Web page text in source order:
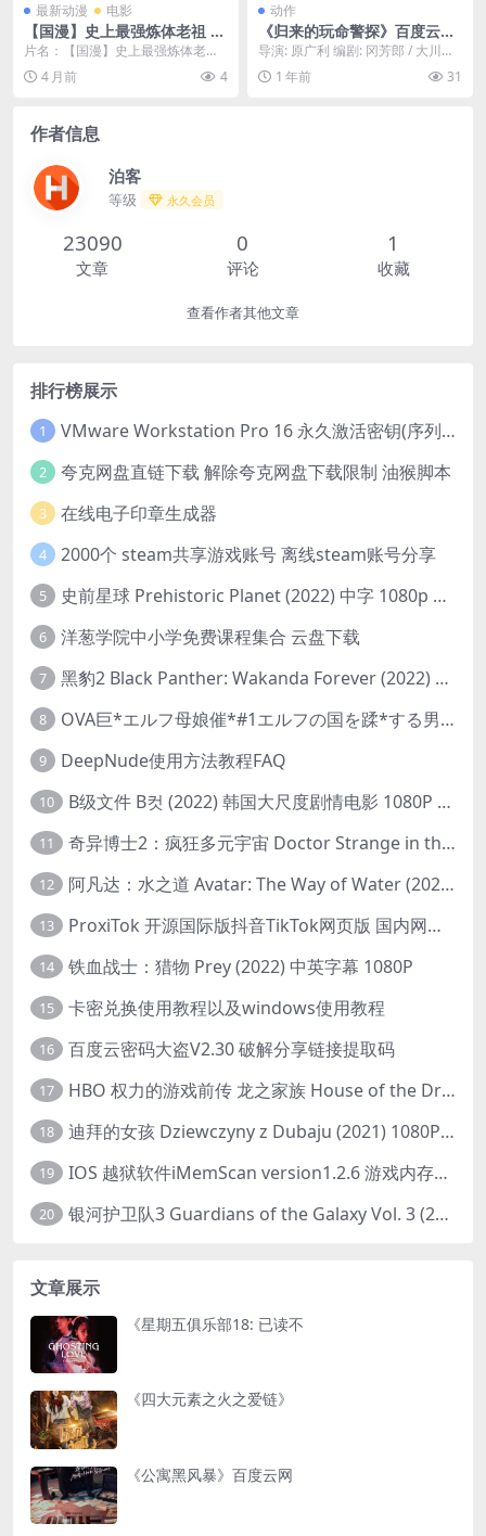
最新动漫 电影
【国漫】史上最强炼体老祖 (2
026) 4K 更新EP27
片名：【国漫】史上最强炼体老祖
(2026) 4K 更新EP27 分类：电影
又...4 月前 4
动作
《归来的玩命警探》百度云网
盘夸克下载.阿里云盘.中字.(20
24)
导演: 原广利 编剧: 冈芳郎 / 大川俊
道 又名: 归来的危险警探 资源下
载：...1 年前 31
作者信息
泊客
等级 永久会员
23090
文章
0
评论
1
收藏
查看作者其他文章
排行榜展示
1 VMware Workstation Pro 16 永久激活密钥(序列号)
2 夸克网盘直链下载 解除夸克网盘下载限制 油猴脚本
3 在线电子印章生成器
4 2000个 steam共享游戏账号 离线steam账号分享
5 史前星球 Prehistoric Planet (2022) 中字 1080p 高清 阿里云盘 2022.5.27已更新全集
6 洋葱学院中小学免费课程集合 云盘下载
7 黑豹2 Black Panther: Wakanda Forever (2022) 高清版
8 OVA巨*エルフ母娘催*#1エルフの国を蹂*する男。汚された女王と姫
9 DeepNude使用方法教程FAQ
10 B级文件 B컷 (2022) 韩国大尺度剧情电影 1080P 中字
11 奇异博士2：疯狂多元宇宙 Doctor Strange in the Multiverse of Madness (2022) 高清版1080p
12 阿凡达：水之道 Avatar: The Way of Water (2022) 1080p 2k 4k 中文字幕
13 ProxiTok 开源国际版抖音TikTok网页版 国内网络直连
14 铁血战士：猎物 Prey (2022) 中英字幕 1080P
15 卡密兑换使用教程以及windows使用教程
16 百度云密码大盗V2.30 破解分享链接提取码
17 HBO 权力的游戏前传 龙之家族 House of the Dragon (2022) 中字 1080P 更新4集
18 迪拜的女孩 Dziewczyny z Dubaju (2021) 1080P 中字
19 IOS 越狱软件iMemScan version1.2.6 游戏内存修改器
20 银河护卫队3 Guardians of the Galaxy Vol. 3 (2023)4K高清资源1080p只分享精品
文章展示
《星期五俱乐部18: 已读不
《四大元素之火之爱链》
《公寓黑风暴》百度云网